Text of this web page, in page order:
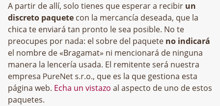
A partir de allí, solo tienes que esperar a recibir un
discreto paquete con la mercancía deseada, que la
chica te enviará tan pronto le sea posible. No te
preocupes por nada: el sobre del paquete no indicará
el nombre de «Bragamat» ni mencionará de ninguna
manera la lencería usada. El remitente será nuestra
empresa
, que es la que gestiona esta
página web. Echa un vistazo al aspecto de uno de estos
paquetes.